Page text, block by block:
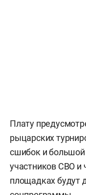
Плату
рыцарских
сшибок и
участников СВО и
площадках будут